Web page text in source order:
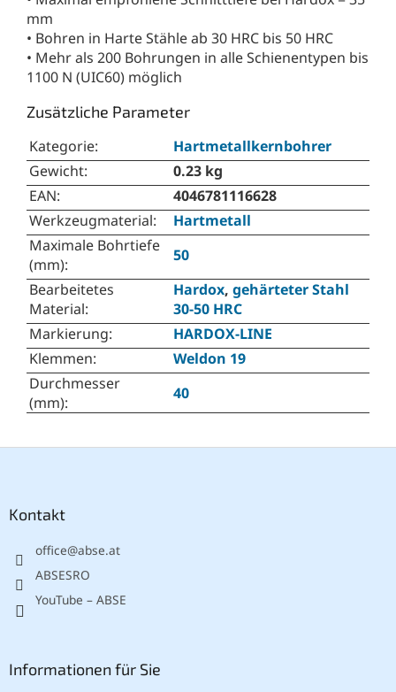
mm
• Bohren in Harte Stähle ab 30 HRC bis 50 HRC
• Mehr als 200 Bohrungen in alle Schienentypen bis
1100 N (UIC60) möglich
Zusätzliche Parameter
Kategorie:
Hartmetallkernbohrer
Gewicht:
0.23 kg
EAN:
4046781116628
Werkzeugmaterial:
Hartmetall
Maximale Bohrtiefe
(mm):
50
Bearbeitetes
Material:
Hardox, gehärteter Stahl
30-50 HRC
Markierung:
HARDOX-LINE
Klemmen:
Weldon 19
Durchmesser
(mm): 40
Kontakt
office@abse.at
ABSESRO
YouTube – ABSE
Informationen für Sie